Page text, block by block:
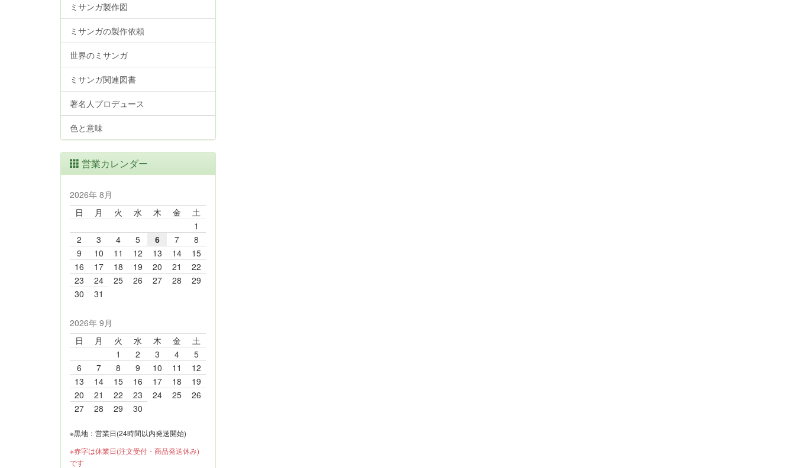
ミサンガ製作図
ミサンガの製作依頼
世界のミサンガ
ミサンガ関連図書
著名人プロデュース
色と意味
営業カレンダー
2026年 8月
日
月 火 水 木 金
土
1
2
3 4 5 6 7
8
9
10 11 12 13 14
15
16
17 18 19 20 21
22
23
24 25 26 27 28
29
30
31
2026年 9月
日
月 火 水 木 金
土
1
2 3 4
5
6
7 8 9 10 11
12
13
14 15 16 17 18
19
20
21 22 23 24 25
26
27
28 29 30
※黒地：営業日(24時間以内発送開始)
※赤字は休業日(注文受付・商品発送休み)
です